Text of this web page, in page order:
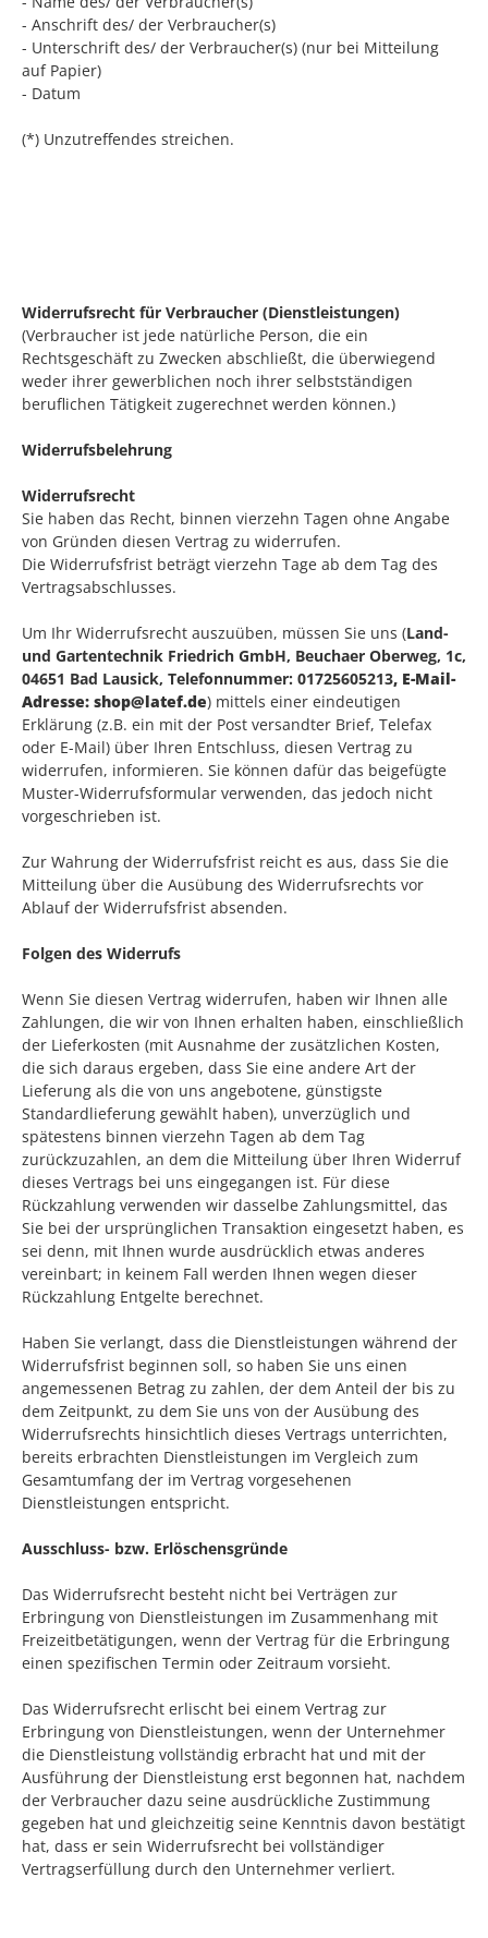
- Anschrift des/ der Verbraucher(s)
- Unterschrift des/ der Verbraucher(s) (nur bei Mitteilung
auf Papier)
- Datum
(*) Unzutreffendes streichen.
Widerrufsrecht für Verbraucher (Dienstleistungen)
(Verbraucher ist jede natürliche Person, die ein
Rechtsgeschäft zu Zwecken abschließt, die überwiegend
weder ihrer gewerblichen noch ihrer selbstständigen
beruflichen Tätigkeit zugerechnet werden können.)
Widerrufsbelehrung
Widerrufsrecht
Sie haben das Recht, binnen vierzehn Tagen ohne Angabe
von Gründen diesen Vertrag zu widerrufen.
Die Widerrufsfrist beträgt vierzehn Tage ab dem Tag des
Vertragsabschlusses.
Um Ihr Widerrufsrecht auszuüben, müssen Sie uns (Land-
und Gartentechnik Friedrich GmbH, Beuchaer Oberweg, 1c,
04651 Bad Lausick, Telefonnummer: 01725605213, E-Mail-
Adresse: shop@latef.de) mittels einer eindeutigen
Erklärung (z.B. ein mit der Post versandter Brief, Telefax
oder E-Mail) über Ihren Entschluss, diesen Vertrag zu
widerrufen, informieren. Sie können dafür das beigefügte
Muster-Widerrufsformular verwenden, das jedoch nicht
vorgeschrieben ist.
Zur Wahrung der Widerrufsfrist reicht es aus, dass Sie die
Mitteilung über die Ausübung des Widerrufsrechts vor
Ablauf der Widerrufsfrist absenden.
Folgen des Widerrufs
Wenn Sie diesen Vertrag widerrufen, haben wir Ihnen alle
Zahlungen, die wir von Ihnen erhalten haben, einschließlich
der Lieferkosten (mit Ausnahme der zusätzlichen Kosten,
die sich daraus ergeben, dass Sie eine andere Art der
Lieferung als die von uns angebotene, günstigste
Standardlieferung gewählt haben), unverzüglich und
spätestens binnen vierzehn Tagen ab dem Tag
zurückzuzahlen, an dem die Mitteilung über Ihren Widerruf
dieses Vertrags bei uns eingegangen ist. Für diese
Rückzahlung verwenden wir dasselbe Zahlungsmittel, das
Sie bei der ursprünglichen Transaktion eingesetzt haben, es
sei denn, mit Ihnen wurde ausdrücklich etwas anderes
vereinbart; in keinem Fall werden Ihnen wegen dieser
Rückzahlung Entgelte berechnet.
Haben Sie verlangt, dass die Dienstleistungen während der
Widerrufsfrist beginnen soll, so haben Sie uns einen
angemessenen Betrag zu zahlen, der dem Anteil der bis zu
dem Zeitpunkt, zu dem Sie uns von der Ausübung des
Widerrufsrechts hinsichtlich dieses Vertrags unterrichten,
bereits erbrachten Dienstleistungen im Vergleich zum
Gesamtumfang der im Vertrag vorgesehenen
Dienstleistungen entspricht.
Ausschluss- bzw. Erlöschensgründe
Das Widerrufsrecht besteht nicht bei Verträgen zur
Erbringung von Dienstleistungen im Zusammenhang mit
Freizeitbetätigungen, wenn der Vertrag für die Erbringung
einen spezifischen Termin oder Zeitraum vorsieht.
Das Widerrufsrecht erlischt bei einem Vertrag zur
Erbringung von Dienstleistungen, wenn der Unternehmer
die Dienstleistung vollständig erbracht hat und mit der
Ausführung der Dienstleistung erst begonnen hat, nachdem
der Verbraucher dazu seine ausdrückliche Zustimmung
gegeben hat und gleichzeitig seine Kenntnis davon bestätigt
hat, dass er sein Widerrufsrecht bei vollständiger
Vertragserfüllung durch den Unternehmer verliert.